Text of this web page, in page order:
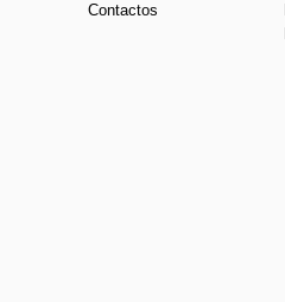
Contactos